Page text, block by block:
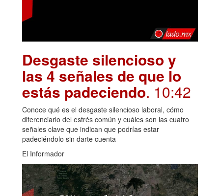
Desgaste silencioso y
las 4 señales de que lo
estás padeciendo. 10:42
Conoce qué es el desgaste silencioso laboral, cómo
diferenciarlo del estrés común y cuáles son las cuatro
señales clave que indican que podrías estar
padeciéndolo sin darte cuenta
El Informador